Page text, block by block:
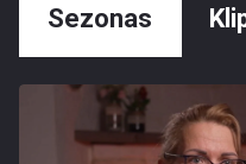
Sezonas